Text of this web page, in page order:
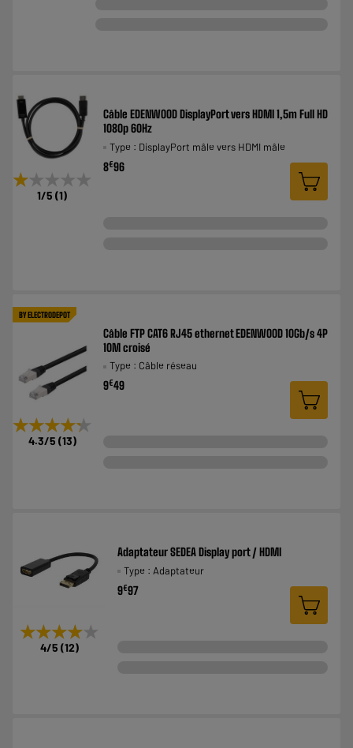
★★★★★
★★★★★
1/5 (1)
Câble EDENWOOD DisplayPort vers HDMI 1,5m Full HD
1080p 60Hz
Type : DisplayPort mâle vers HDMI mâle
8€96
BY ELECTRODEPOT
★★★★★
★★★★★
4.3/5 (13)
Câble FTP CAT6 RJ45 ethernet EDENWOOD 10Gb/s 4P
10M croisé
Type : Câble réseau
9€49
★★★★★
★★★★★
4/5 (12)
Adaptateur SEDEA Display port / HDMI
Type : Adaptateur
9€97